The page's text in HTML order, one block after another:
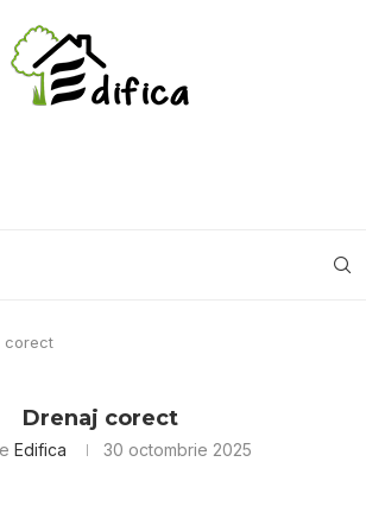
corect
Drenaj corect
Edifica 30 octombrie 2025